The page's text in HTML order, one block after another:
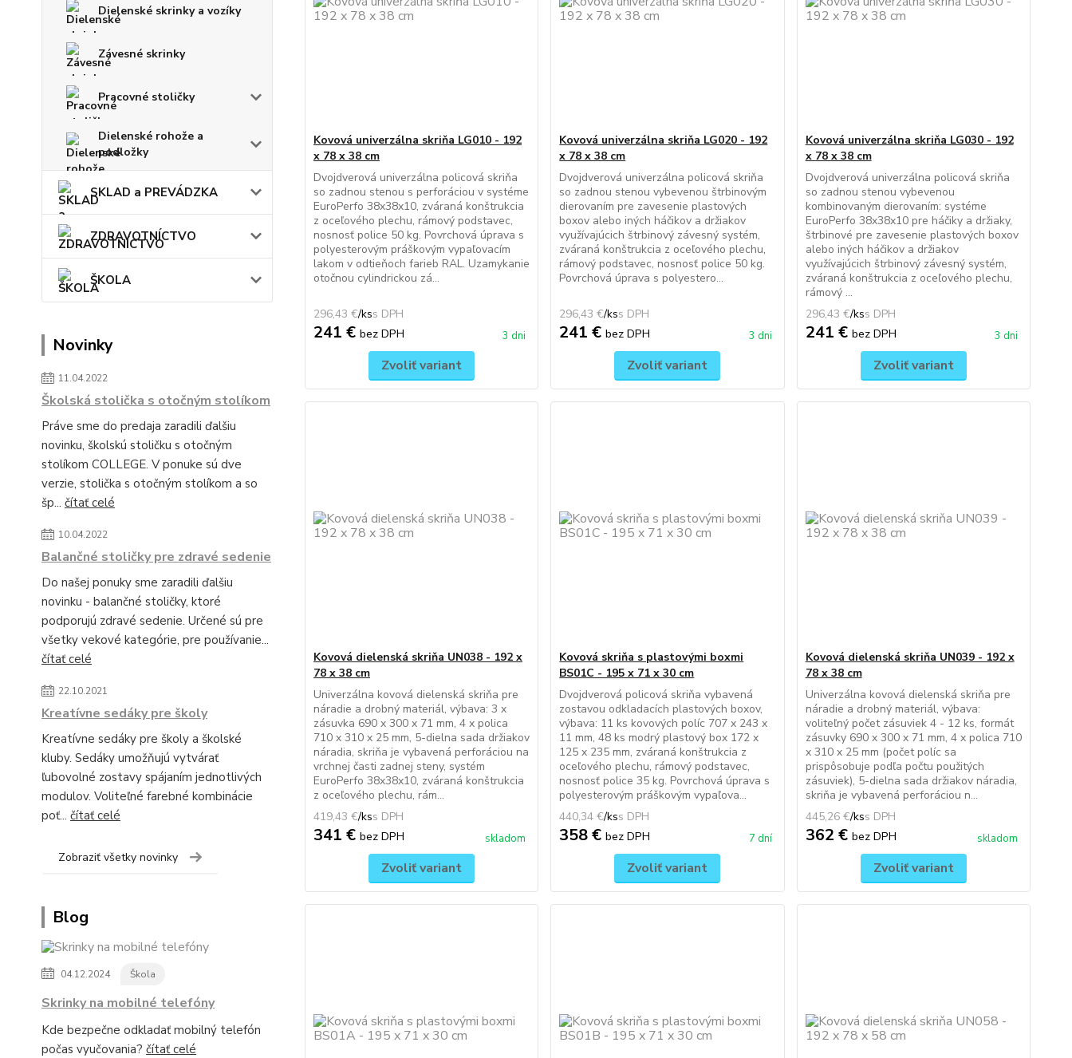
Dielenské skrinky a vozíky
Závesné skrinky
Pracovné stoličky
Dielenské rohože a
podložky
SKLAD a PREVÁDZKA
ZDRAVOTNÍCTVO
ŠKOLA
Novinky
11.04.2022
Školská stolička s otočným stolíkom
Práve sme do predaja zaradili ďalšiu
novinku, školskú stoličku s otočným
stolíkom COLLEGE. V ponuke sú dve
verzie, stolička s otočným stolíkom a so
šp... čítať celé
10.04.2022
Balančné stoličky pre zdravé sedenie
Do našej ponuky sme zaradili ďalšiu
novinku - balančné stoličky, ktoré
podporujú zdravé sedenie. Určené sú pre
všetky vekové kategórie, pre používanie...
čítať celé
22.10.2021
Kreatívne sedáky pre školy
Kreatívne sedáky pre školy a školské
kluby. Sedáky umožňujú vytvárať
ľubovolné zostavy spájaním jednotlivých
modulov. Voliteľné farebné kombinácie
poť... čítať celé
Zobraziť všetky novinky
Blog
04.12.2024 Škola
Skrinky na mobilné telefóny
Kde bezpečne odkladať mobilný telefón
počas vyučovania? čítať celé
Kovová univerzálna skriňa LG010 - 192
x 78 x 38 cm
Dvojdverová univerzálna policová skriňa
so zadnou stenou s perforáciou v systéme
EuroPerfo 38x38x10, zváraná konštrukcia
z oceľového plechu, rámový podstavec,
nosnosť police 50 kg. Povrchová úprava s
polyesterovým práškovým vypaľovacím
lakom v odtieňoch farieb RAL. Uzamykanie
otočnou cylindrickou zá...
296,43 €/ks
241 € bez DPH 3 dni
Zvoliť variant
Kovová univerzálna skriňa LG020 - 192
x 78 x 38 cm
Dvojdverová univerzálna policová skriňa
so zadnou stenou vybevenou štrbinovým
dierovaním pre zavesenie plastových
boxov alebo iných háčikov a držiakov
využívajúcich štrbinový závesný systém,
zváraná konštrukcia z oceľového plechu,
rámový podstavec, nosnosť police 50 kg.
Povrchová úprava s polyestero...
296,43 €/ks
241 €bez DPH 3 dni
Zvoliť variant
Kovová univerzálna skriňa LG030 - 192
x 78 x 38 cm
Dvojdverová univerzálna policová skriňa
so zadnou stenou vybevenou
kombinovaným dierovaním: systéme
EuroPerfo 38x38x10 pre háčiky a držiaky,
štrbinové pre zavesenie plastových boxov
alebo iných háčikov a držiakov
využívajúcich štrbinový závesný systém,
zváraná konštrukcia z oceľového plechu,
rámový ...
296,43 €/ks
241 € bez DPH 3 dni
Zvoliť variant
Kovová dielenská skriňa UN038 - 192 x
78 x 38 cm
Univerzálna kovová dielenská skriňa pre
náradie a drobný materiál, výbava: 3 x
zásuvka 690 x 300 x 71 mm, 4 x polica
710 x 310 x 25 mm, 5-dielna sada držiakov
náradia, skriňa je vybavená perforáciou na
vrchnej časti zadnej steny, systém
EuroPerfo 38x38x10, zváraná konštrukcia
z oceľového plechu, rám...
419,43 €/ks
341 € bez DPH skladom
Zvoliť variant
Kovová skriňa s plastovými boxmi
BS01C - 195 x 71 x 30 cm
Dvojdverová policová skriňa vybavená
zostavou odkladacích plastových boxov,
výbava: 11 ks kovových políc 707 x 243 x
11 mm, 48 ks modrý plastový box 172 x
125 x 235 mm, zváraná konštrukcia z
oceľového plechu, rámový podstavec,
nosnosť police 35 kg. Povrchová úprava s
polyesterovým práškovým vypaľova...
440,34 €/ks
358 €bez DPH 7 dní
Zvoliť variant
Kovová dielenská skriňa UN039 - 192 x
78 x 38 cm
Univerzálna kovová dielenská skriňa pre
náradie a drobný materiál, výbava:
voliteľný počet zásuviek 4 - 12 ks, formát
zásuvky 690 x 300 x 71 mm, 4 x polica 710
x 310 x 25 mm (počet políc sa
prispôsobuje podľa počtu použitých
zásuviek), 5-dielna sada držiakov náradia,
skriňa je vybavená perforáciou n...
445,26 €/ks
362 € bez DPH skladom
Zvoliť variant